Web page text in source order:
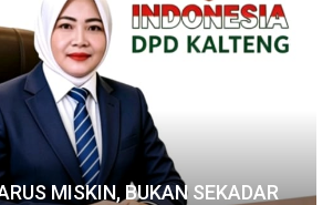
MISKIN, BUKAN SEKADAR